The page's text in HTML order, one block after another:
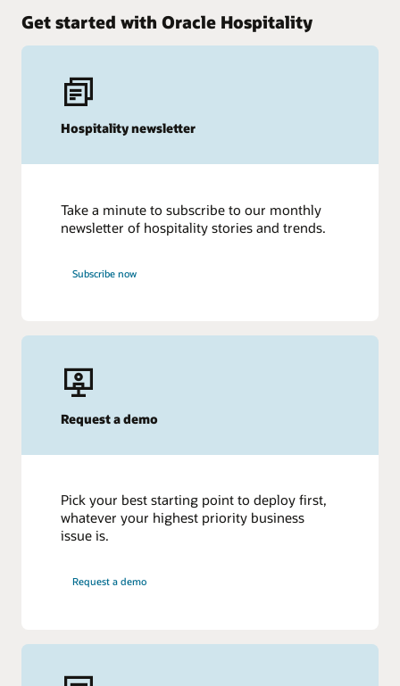
Get started with Oracle Hospitality
Hospitality newsletter
Take a minute to subscribe to our monthly
newsletter of hospitality stories and trends.
Subscribe now
Request a demo
Pick your best starting point to deploy first,
whatever your highest priority business
issue is.
Request a demo